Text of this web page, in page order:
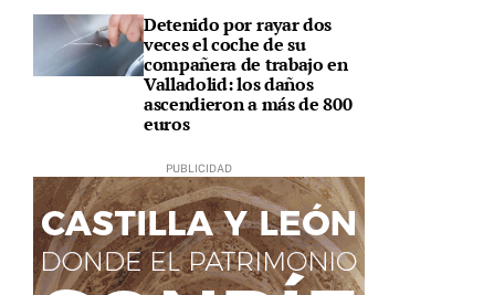
Detenido por rayar dos
veces el coche de su
compañera de trabajo en
Valladolid: los daños
ascendieron a más de 800
euros